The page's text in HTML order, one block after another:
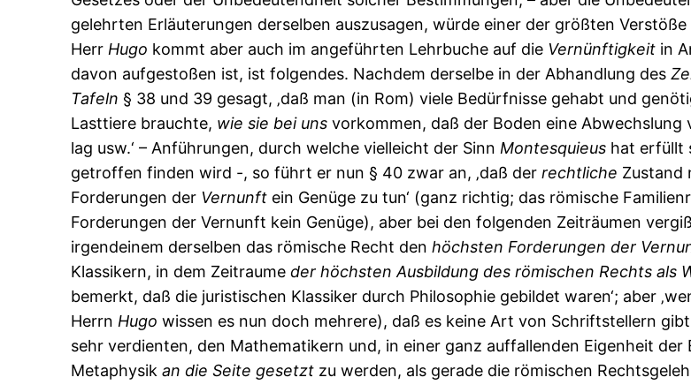
gelehrten Erläuterungen derselben auszusagen, würde einer der größten
Herr Hugo kommt aber auch im angeführten Lehrbuche auf die Vernünftigkeit in
davon aufgestoßen ist, ist folgendes. Nachdem derselbe in der Abhandlung des
Tafeln § 38 und 39 gesagt, ‚daß man (in Rom) viele Bedürfnisse gehabt und
Lasttiere brauchte, wie sie bei uns vorkommen, daß der Boden eine
lag usw.‘ – Anführungen, durch welche vielleicht der Sinn Montesquieus hat erfüllt
getroffen finden wird -, so führt er nun § 40 zwar an, ‚daß der rechtliche Zustand
Forderungen der Vernunft ein Genüge zu tun‘ (ganz richtig; das römische
Forderungen der Vernunft kein Genüge), aber bei den folgenden Zeiträumen
irgendeinem derselben das römische Recht den höchsten Forderungen der
Klassikern, in dem Zeitraume der höchsten Ausbildung des römischen Rechts als
bemerkt, daß die juristischen Klassiker durch Philosophie gebildet waren‘; aber
Herrn Hugo wissen es nun doch mehrere), daß es keine Art von Schriftstellern
sehr verdienten, den Mathematikern und, in einer ganz auffallenden Eigenheit
Metaphysik an die Seite gesetzt zu werden, als gerade die römischen